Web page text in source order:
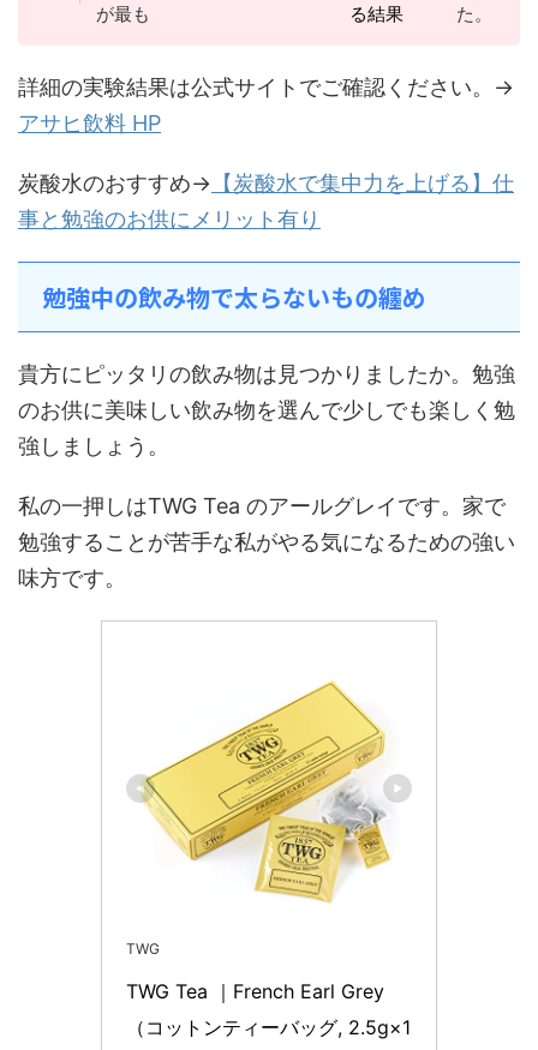
が最も
る結果
た。
詳細の実験結果は公式サイトでご確認ください。→
アサヒ飲料 HP
炭酸水のおすすめ→ 【炭酸水で集中力を上げる】仕
事と勉強のお供にメリット有り
勉強中の飲み物で太らないもの纏め
貴方にピッタリの飲み物は見つかりましたか。勉強
のお供に美味しい飲み物を選んで少しでも楽しく勉
強しましょう。
私の一押しはTWG Tea のアールグレイです。家で
勉強することが苦手な私がやる気になるための強い
味方です。
TWG
TWG Tea ｜French Earl Grey
（コットンティーバッグ, 2.5g×1